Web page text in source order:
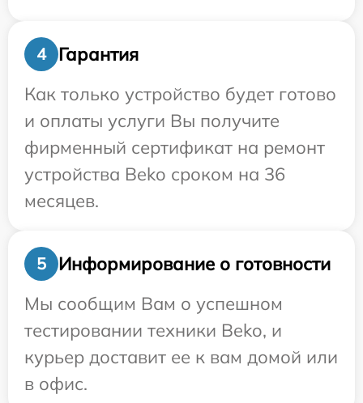
4
Гарантия
Как только устройство будет готово
и оплаты услуги Вы получите
фирменный сертификат на ремонт
устройства Beko сроком на 36
месяцев.
5
Информирование о готовности
Мы сообщим Вам о успешном
тестировании техники Beko, и
курьер доставит ее к вам домой или
в офис.